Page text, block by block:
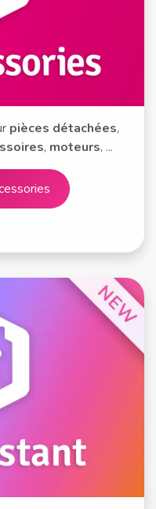
pièces détachées,
, moteurs, ...